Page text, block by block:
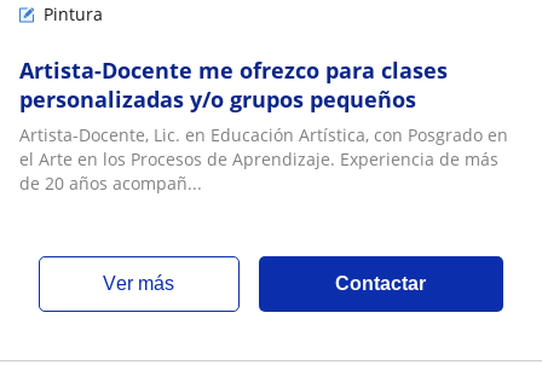
Pintura
Artista-Docente me ofrezco para clases
personalizadas y/o grupos pequeños
Artista-Docente, Lic. en Educación Artística, con Posgrado en
el Arte en los Procesos de Aprendizaje. Experiencia de más
de 20 años acompañ...
ver más Contactar